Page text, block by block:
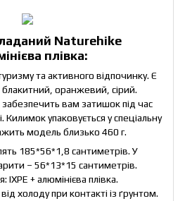
Naturehike
плівка:
та активного відпочинку. Є
блакитний, оранжевий, сірий.
вам затишок під час
упаковується у спеціальну
модель близько 460 г.
185*56*1,8 сантиметрів. У
– 56*13*15 сантиметрів.
+ алюмінієва плівка.
холоду при контакті із ґрунтом.